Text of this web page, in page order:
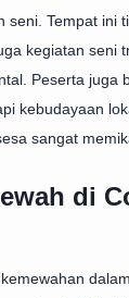
seni. Tempat ini
kegiatan seni
Peserta juga
kebudayaan
sangat
di